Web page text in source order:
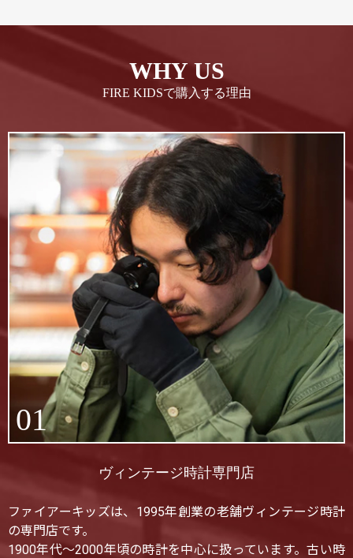
WHY US
FIRE KIDSで購入する理由
01
ヴィンテージ時計専門店
ファイアーキッズは、1995年創業の老舗ヴィンテージ時計
の専門店です。
1900年代〜2000年頃の時計を中心に扱っています。古い時